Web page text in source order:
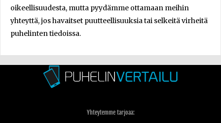
oikeellisuudesta, mutta pyydämme ottamaan meihin
yhteyttä, jos havaitset puutteellisuuksia tai selkeitä virheitä
puhelinten tiedoissa.
Yhteytemme tarjoaa: